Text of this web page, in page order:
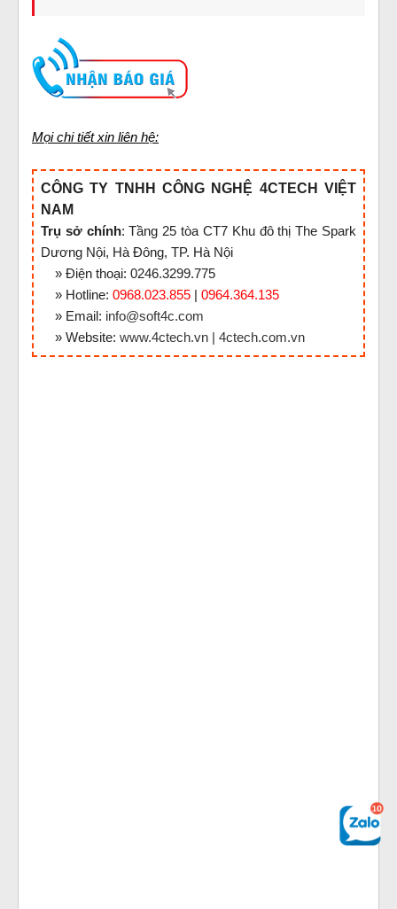
Mọi chi tiết xin liên hệ:
CÔNG TY TNHH CÔNG NGHỆ 4CTECH VIỆT
NAM
Trụ sở chính: Tầng 25 tòa CT7 Khu đô thị The Spark
Dương Nội, Hà Đông, TP. Hà Nội
» Điện thoại: 0246.3299.775
» Hotline: 0968.023.855 | 0964.364.135
» Email: info@soft4c.com
» Website: www.4ctech.vn | 4ctech.com.vn